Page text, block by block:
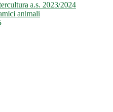
a.s. 2023/2024
animali